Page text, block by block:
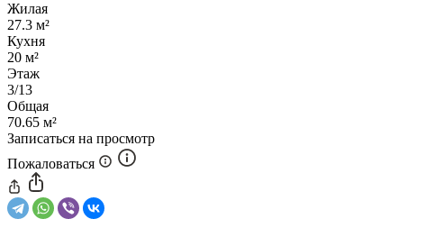
Жилая
27.3 м²
Кухня
20 м²
Этаж
3/13
Общая
70.65 м²
Записаться на просмотр
Пожаловаться